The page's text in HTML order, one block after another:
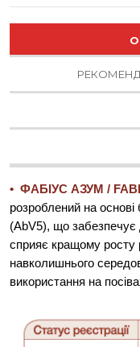
• ФАБІУС АЗУМ /
розроблений на
(AbV5), що забезпечує
сприяє кращому росту
навколишнього
використання на